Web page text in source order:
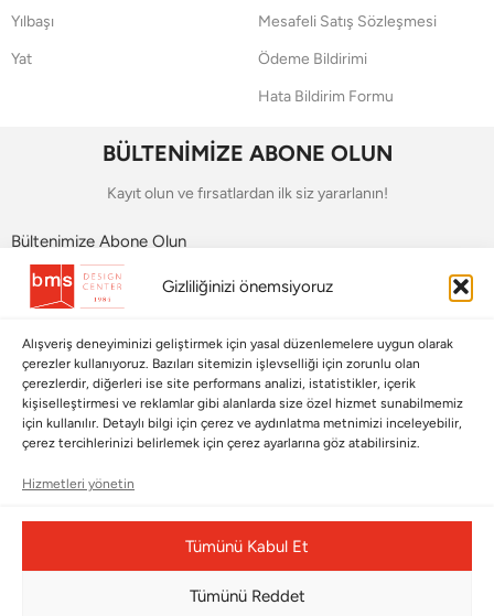
Gizliliğinizi önemsiyoruz
Alışveriş deneyiminizi geliştirmek için yasal düzenlemelere uygun olarak
çerezler kullanıyoruz. Bazıları sitemizin işlevselliği için zorunlu olan
çerezlerdir, diğerleri ise site performans analizi, istatistikler, içerik
kişiselleştirmesi ve reklamlar gibi alanlarda size özel hizmet sunabilmemiz
için kullanılır. Detaylı bilgi için çerez ve aydınlatma metnimizi inceleyebilir,
çerez tercihlerinizi belirlemek için çerez ayarlarına göz atabilirsiniz.
Hizmetleri yönetin
Tümünü Kabul Et
Tümünü Reddet
Yılbaşı
Yat
Mesafeli Satış Sözleşmesi
Ödeme Bildirimi
Hata Bildirim Formu
BÜLTENİMİZE ABONE OLUN
Kayıt olun ve fırsatlardan ilk siz yararlanın!
Bültenimize Abone Olun
Bizi Takip Edin